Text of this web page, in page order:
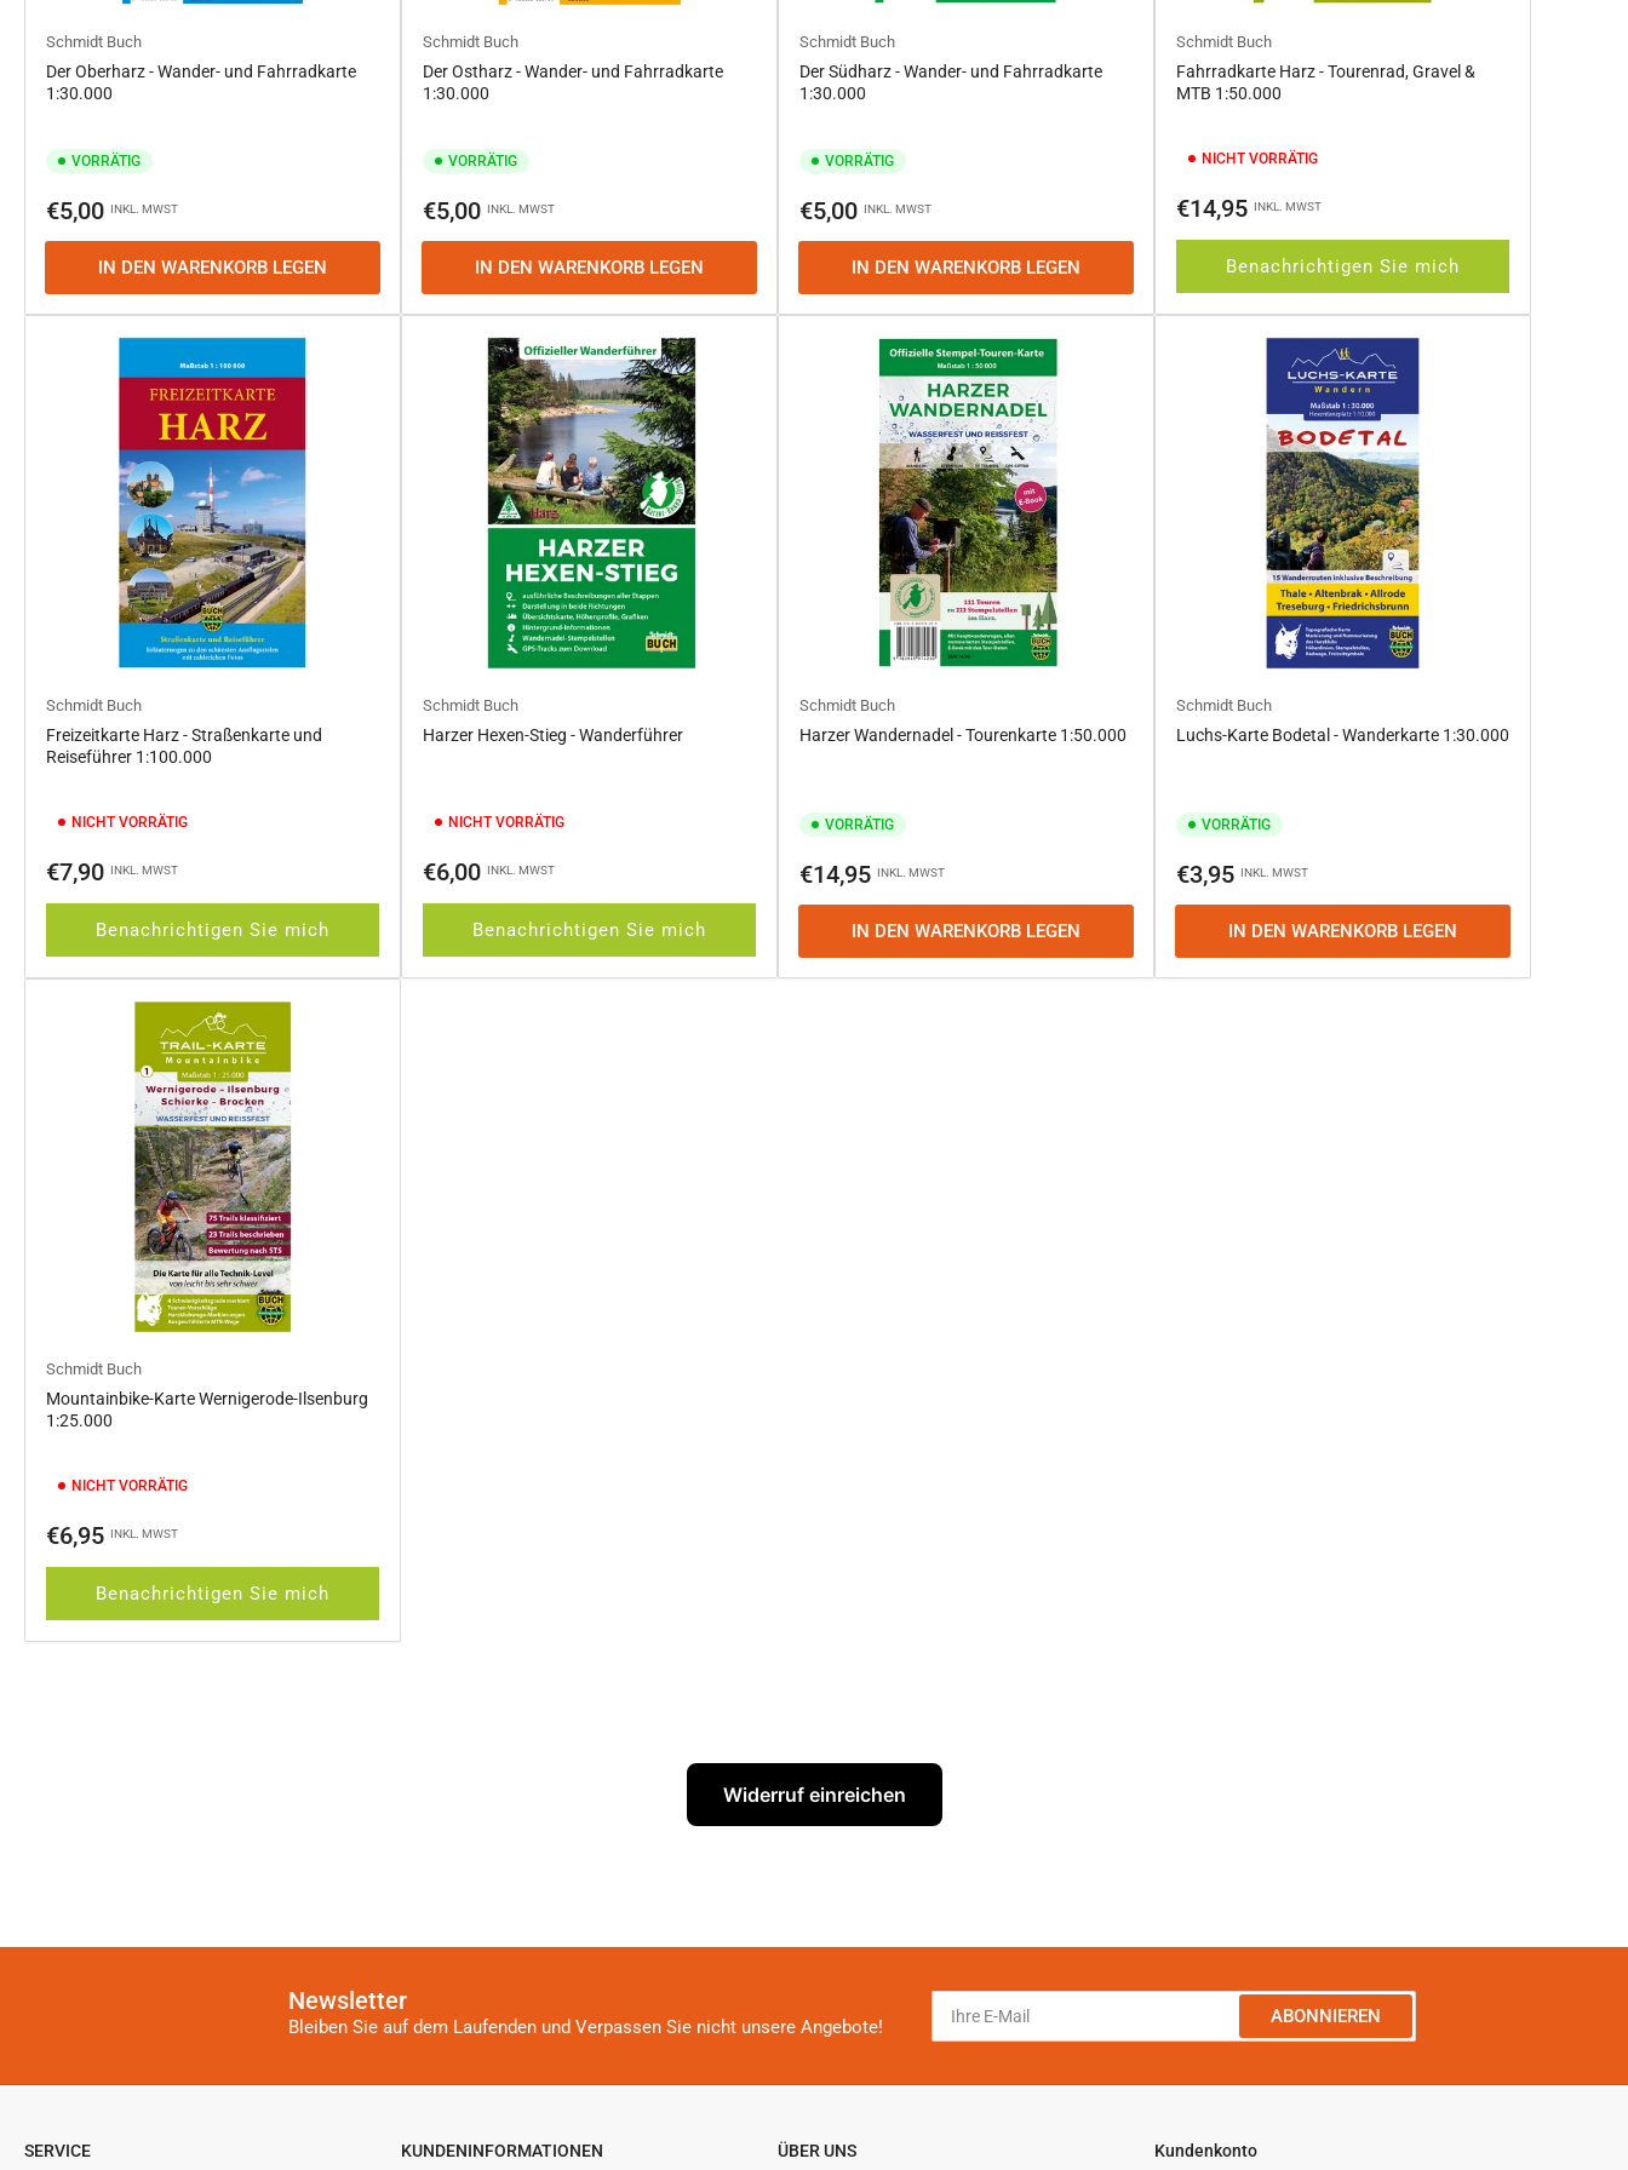
Schmidt Buch
Der Oberharz - Wander- und Fahrradkarte
1:30.000
VORRÄTIG
Normaler
€5,00 INKL. MWST
IN DEN WARENKORB LEGEN
Schmidt Buch
Der Ostharz - Wander- und Fahrradkarte
1:30.000
VORRÄTIG
Normaler
€5,00 INKL. MWST
IN DEN WARENKORB LEGEN
Schmidt Buch
Der Südharz - Wander- und Fahrradkarte
1:30.000
VORRÄTIG
Normaler
€5,00 INKL. MWST
IN DEN WARENKORB LEGEN
Schmidt Buch
Fahrradkarte Harz - Tourenrad, Gravel &
MTB 1:50.000
NICHT VORRÄTIG
Normaler
€14,95 INKL. MWST
Benachrichtigen Sie mich
Schmidt Buch
Freizeitkarte Harz - Straßenkarte und
Reiseführer 1:100.000
NICHT VORRÄTIG
Normaler
€7,90 INKL. MWST
Benachrichtigen Sie mich
Schmidt Buch
Harzer Hexen-Stieg - Wanderführer
NICHT VORRÄTIG
Normaler
€6,00 INKL. MWST
Benachrichtigen Sie mich
Schmidt Buch
Harzer Wandernadel - Tourenkarte 1:50.000
VORRÄTIG
Normaler
€14,95 INKL. MWST
IN DEN WARENKORB LEGEN
Schmidt Buch
Luchs-Karte Bodetal - Wanderkarte 1:30.000
VORRÄTIG
Normaler
€3,95 INKL. MWST
IN DEN WARENKORB LEGEN
Schmidt Buch
Mountainbike-Karte Wernigerode-Ilsenburg
1:25.000
NICHT VORRÄTIG
Normaler
€6,95 INKL. MWST
Benachrichtigen Sie mich
Widerruf einreichen
Newsletter
Bleiben Sie auf dem Laufenden und Verpassen Sie nicht unsere Angebote!
Ihre
Mail
ABONNIEREN
SERVICE KUNDENINFORMATIONEN ÜBER UNS Kundenkonto